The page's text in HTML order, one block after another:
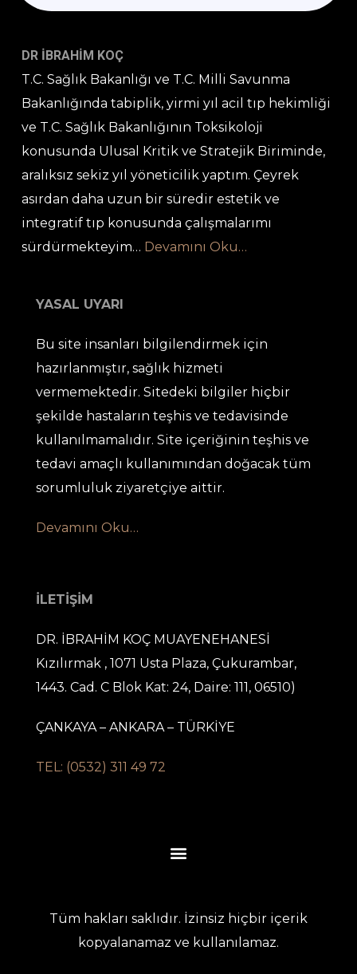
DR İBRAHİM KOÇ
T.C. Sağlık Bakanlığı ve T.C. Milli Savunma
Bakanlığında tabiplik, yirmi yıl acil tıp hekimliği
ve T.C. Sağlık Bakanlığının Toksikoloji
konusunda Ulusal Kritik ve Stratejik Biriminde,
aralıksız sekiz yıl yöneticilik yaptım. Çeyrek
asırdan daha uzun bir süredir estetik ve
integratif tıp konusunda çalışmalarımı
sürdürmekteyim… Devamını Oku…
YASAL UYARI
Bu site insanları bilgilendirmek için
hazırlanmıştır, sağlık hizmeti
vermemektedir. Sitedeki bilgiler hiçbir
şekilde hastaların teşhis ve tedavisinde
kullanılmamalıdır. Site içeriğinin teşhis ve
tedavi amaçlı kullanımından doğacak tüm
sorumluluk ziyaretçiye aittir.
Devamını Oku…
İLETİŞİM
DR. İBRAHİM KOÇ MUAYENEHANESİ
Kızılırmak , 1071 Usta Plaza, Çukurambar,
1443. Cad. C Blok Kat: 24, Daire: 111, 06510)
ÇANKAYA – ANKARA – TÜRKİYE
TEL: (0532) 311 49 72
Tüm hakları saklıdır. İzinsiz hiçbir içerik
kopyalanamaz ve kullanılamaz.